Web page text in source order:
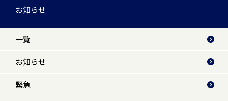
お知らせ
一覧
お知らせ
緊急